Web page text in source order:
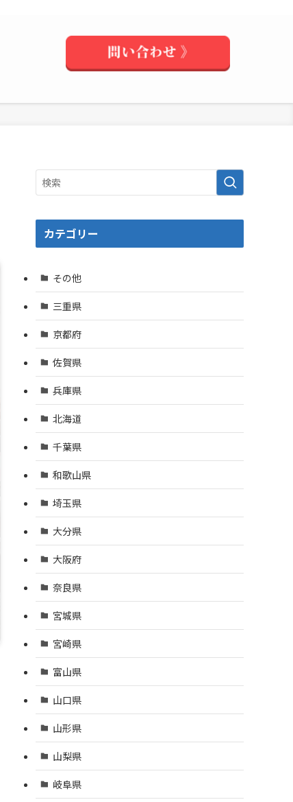
カテゴリー
その他
三重県
京都府
佐賀県
兵庫県
北海道
千葉県
和歌山県
埼玉県
大分県
大阪府
奈良県
宮城県
宮崎県
富山県
山口県
山形県
山梨県
岐阜県